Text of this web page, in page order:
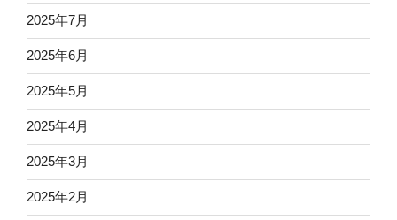
2025年7月
2025年6月
2025年5月
2025年4月
2025年3月
2025年2月